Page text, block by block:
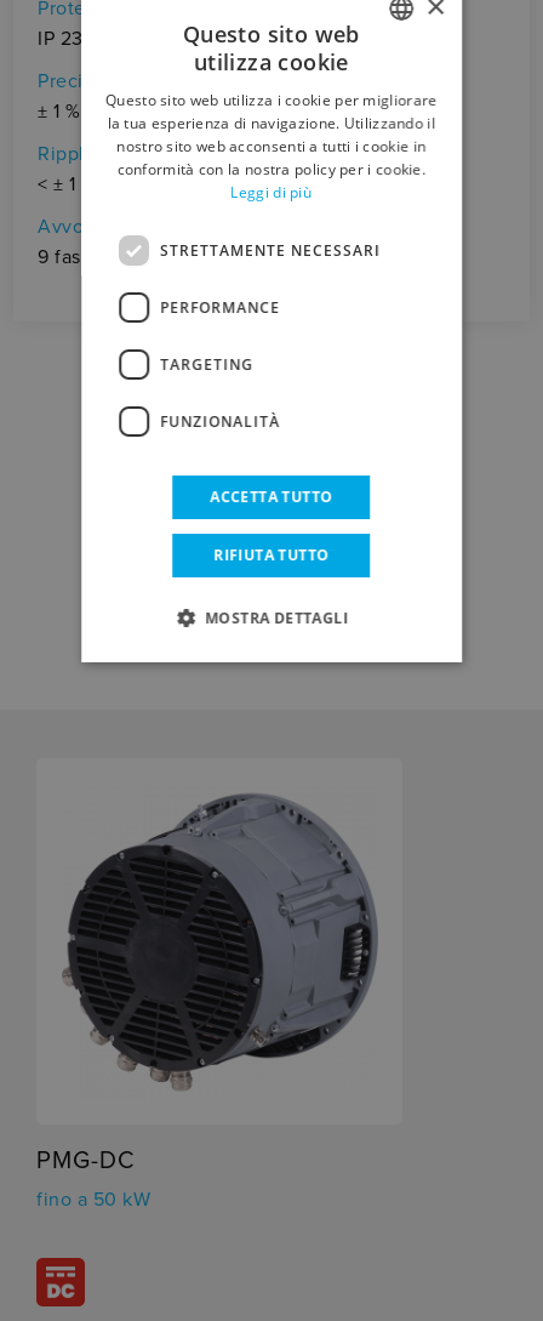
Protezione
IP 23
Precisione di tensione
± 1 %
Ripple di tensione
< ± 1 %
Avvolgimento
9 fasi
PMG-DC
fino a 50 kW
ENGLISH
Questo sito web
utilizza cookie
Questo sito web utilizza i cookie per migliorare
la tua esperienza di navigazione. Utilizzando il
nostro sito web acconsenti a tutti i cookie in
conformità con la nostra policy per i cookie.
Leggi di più
STRETTAMENTE NECESSARI
PERFORMANCE
TARGETING
FUNZIONALITÀ
ACCETTA TUTTO
RIFIUTA TUTTO
MOSTRA DETTAGLI